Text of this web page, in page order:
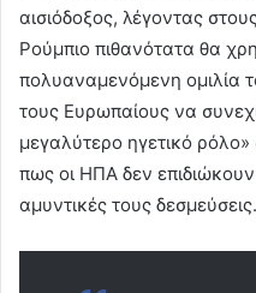
αισιόδοξος, λέγοντας
Ρούμπιο πιθανότατα θα
πολυαναμενόμενη ομιλία
τους Ευρωπαίους να
μεγαλύτερο ηγετικό
πως οι ΗΠΑ δεν
αμυντικές τους δεσμεύσεις.